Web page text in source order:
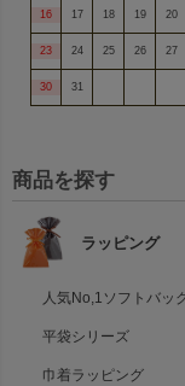
16 17 18 19 20
23 24 25 26 27
30 31
商品を探す
ラッピング
人気No,1ソフトバッ
平袋シリーズ
巾着ラッピング